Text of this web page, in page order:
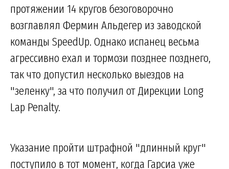
протяжении 14 кругов безоговорочно
возглавлял Фермин Альдегер из заводской
команды SpeedUp. Однако испанец весьма
агрессивно ехал и тормози позднее позднего,
так что допустил несколько выездов на
"зеленку", за что получил от Дирекции Long
Lap Penalty.
Указание пройти штрафной "длинный круг"
поступило в тот момент, когда Гарсиа уже